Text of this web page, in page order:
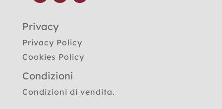
Privacy
Privacy Policy
Cookies Policy
Condizioni
Condizioni di vendita.